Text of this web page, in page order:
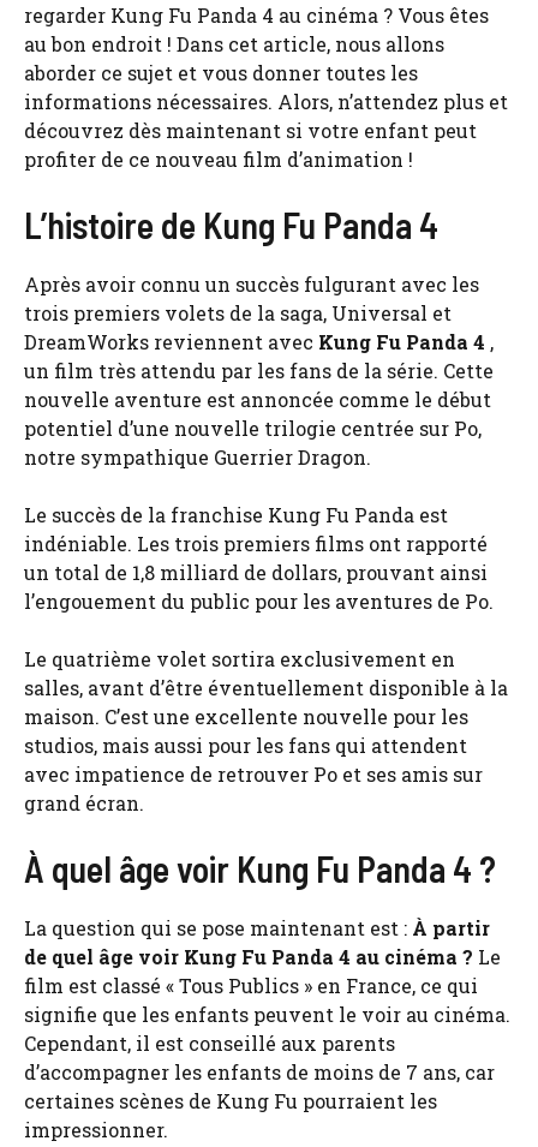
regarder Kung Fu Panda 4 au cinéma ? Vous êtes
au bon endroit ! Dans cet article, nous allons
aborder ce sujet et vous donner toutes les
informations nécessaires. Alors, n’attendez plus et
découvrez dès maintenant si votre enfant peut
profiter de ce nouveau film d’animation !
L’histoire de Kung Fu Panda 4
Après avoir connu un succès fulgurant avec les
trois premiers volets de la saga, Universal et
DreamWorks reviennent avec Kung Fu Panda 4 ,
un film très attendu par les fans de la série. Cette
nouvelle aventure est annoncée comme le début
potentiel d’une nouvelle trilogie centrée sur Po,
notre sympathique Guerrier Dragon.
Le succès de la franchise Kung Fu Panda est
indéniable. Les trois premiers films ont rapporté
un total de 1,8 milliard de dollars, prouvant ainsi
l’engouement du public pour les aventures de Po.
Le quatrième volet sortira exclusivement en
salles, avant d’être éventuellement disponible à la
maison. C’est une excellente nouvelle pour les
studios, mais aussi pour les fans qui attendent
avec impatience de retrouver Po et ses amis sur
grand écran.
À quel âge voir Kung Fu Panda 4 ?
La question qui se pose maintenant est : À partir
de quel âge voir Kung Fu Panda 4 au cinéma ? Le
film est classé « Tous Publics » en France, ce qui
signifie que les enfants peuvent le voir au cinéma.
Cependant, il est conseillé aux parents
d’accompagner les enfants de moins de 7 ans, car
certaines scènes de Kung Fu pourraient les
impressionner.